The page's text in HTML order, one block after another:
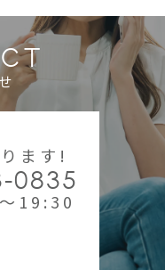
ます!
0835
19:30